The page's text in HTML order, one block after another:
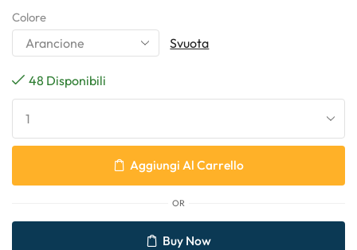
Colore
Svuota
48 Disponibili
Aggiungi Al Carrello
OR
Buy Now